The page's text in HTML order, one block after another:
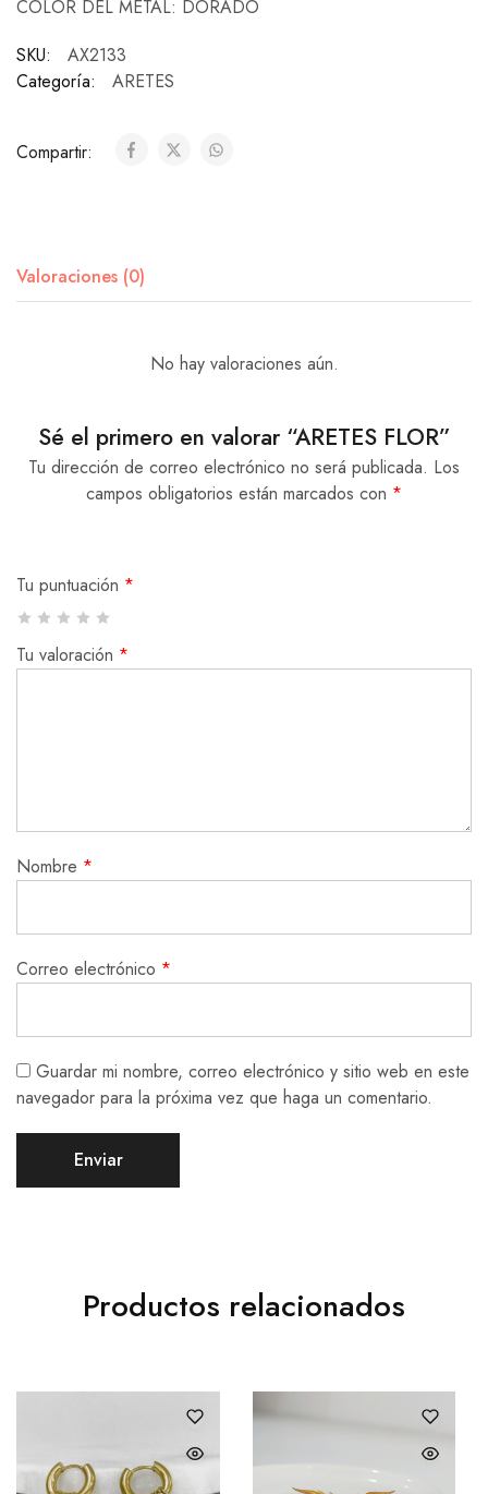
COLOR DEL METAL: DORADO
SKU:
AX2133
Categoría:
ARETES
Compartir:
Valoraciones (0)
No hay valoraciones aún.
Sé el primero en valorar “ARETES FLOR”
Tu dirección de correo electrónico no será publicada. Los
campos obligatorios están marcados con *
Tu puntuación *
Tu valoración *
Nombre *
Correo electrónico *
Guardar mi nombre, correo electrónico y sitio web en este
navegador para la próxima vez que haga un comentario.
Productos relacionados